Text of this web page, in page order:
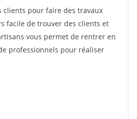
clients pour faire des travaux
facile de trouver des clients et
vous permet de rentrer en
professionnels pour réaliser